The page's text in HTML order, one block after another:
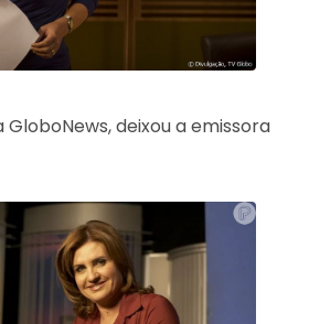
GloboNews, deixou a emissora